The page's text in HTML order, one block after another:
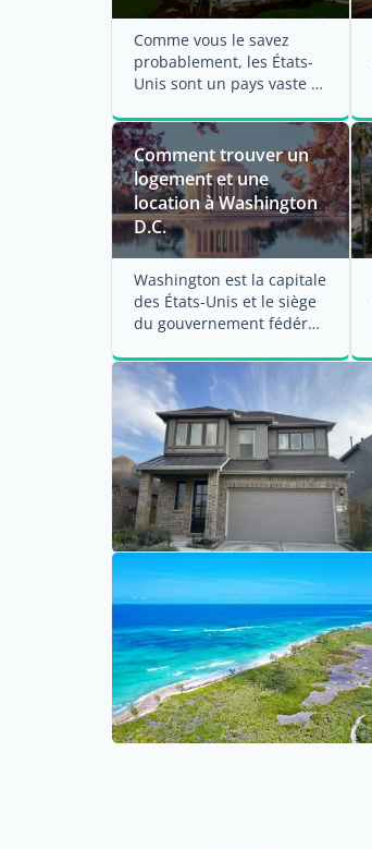
Comme vous le savez
probablement, les États-
Unis sont un pays vaste et
de ...
Comment trouver un
logement et une
location à Washington
D.C.
Washington est la capitale
des États-Unis et le siège
du gouvernement fédéral.